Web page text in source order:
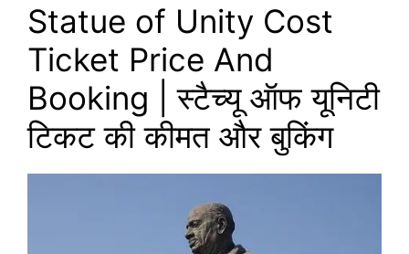
Statue of Unity Cost
Ticket Price And
Booking | स्टैच्यू ऑफ यूनिटी
टिकट की कीमत और बुकिंग